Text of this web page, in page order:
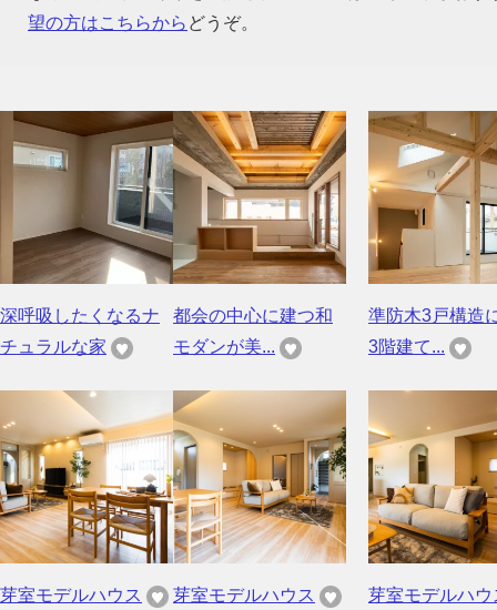
望の方はこちらから どうぞ。
深呼吸したくなるナ
チュラルな家
都会の中心に建つ和
モダンが美...
準防木3戸構造
3階建て...
芽室モデルハウス 芽室モデルハウス 芽室モデルハウ